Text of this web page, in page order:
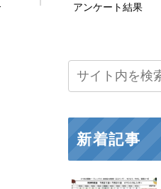
アンケート結果
新着記事